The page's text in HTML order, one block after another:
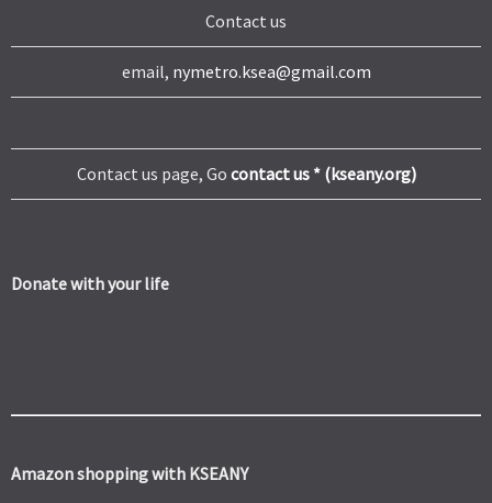
Contact us
email, nymetro.ksea@gmail.com
Contact us page, Go contact us * (kseany.org)
Donate with your life
Amazon shopping with KSEANY